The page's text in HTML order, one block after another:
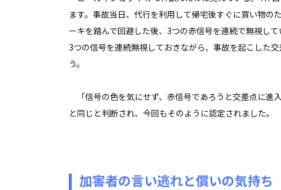
ます。事故当日、代行を利用して帰宅後すぐに買い物
ーキを踏んで回避した後、3つの赤信号を連続で無視して
3つの信号を連続無視しておきながら、事故を起こした
う。
「信号の色を気にせず、赤信号であろうと交差点に進
と同じと判断され、今回もそのように認定されました。
加害者の言い逃れと償いの気持ち